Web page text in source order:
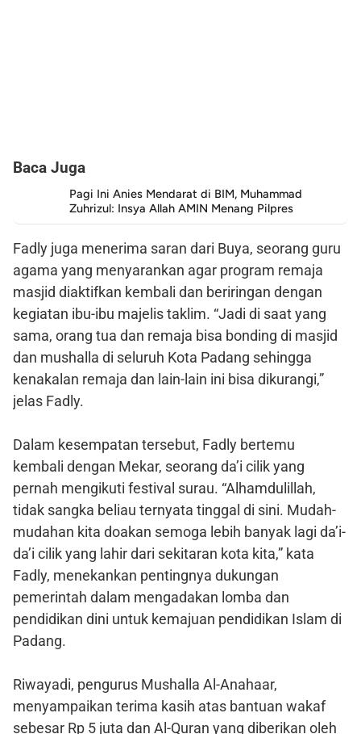
Baca Juga
Pagi Ini Anies Mendarat di BIM, Muhammad
Zuhrizul: Insya Allah AMIN Menang Pilpres
Fadly juga menerima saran dari Buya, seorang guru
agama yang menyarankan agar program remaja
masjid diaktifkan kembali dan beriringan dengan
kegiatan ibu-ibu majelis taklim. “Jadi di saat yang
sama, orang tua dan remaja bisa bonding di masjid
dan mushalla di seluruh Kota Padang sehingga
kenakalan remaja dan lain-lain ini bisa dikurangi,”
jelas Fadly.
Dalam kesempatan tersebut, Fadly bertemu
kembali dengan Mekar, seorang da’i cilik yang
pernah mengikuti festival surau. “Alhamdulillah,
tidak sangka beliau ternyata tinggal di sini. Mudah-
mudahan kita doakan semoga lebih banyak lagi da’i-
da’i cilik yang lahir dari sekitaran kota kita,” kata
Fadly, menekankan pentingnya dukungan
pemerintah dalam mengadakan lomba dan
pendidikan dini untuk kemajuan pendidikan Islam di
Padang.
Riwayadi, pengurus Mushalla Al-Anahaar,
menyampaikan terima kasih atas bantuan wakaf
sebesar Rp 5 juta dan Al-Quran yang diberikan oleh